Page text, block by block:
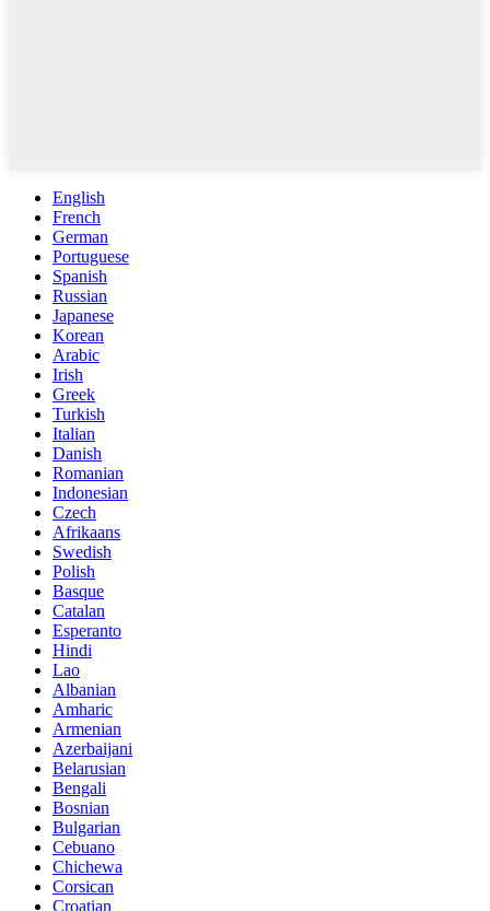
English
French
German
Portuguese
Spanish
Russian
Japanese
Korean
Arabic
Irish
Greek
Turkish
Italian
Danish
Romanian
Indonesian
Czech
Afrikaans
Swedish
Polish
Basque
Catalan
Esperanto
Hindi
Lao
Albanian
Amharic
Armenian
Azerbaijani
Belarusian
Bengali
Bosnian
Bulgarian
Cebuano
Chichewa
Corsican
Croatian